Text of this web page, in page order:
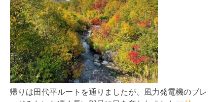
帰りは田代平ルートを通りましたが、風力発電機のブレ